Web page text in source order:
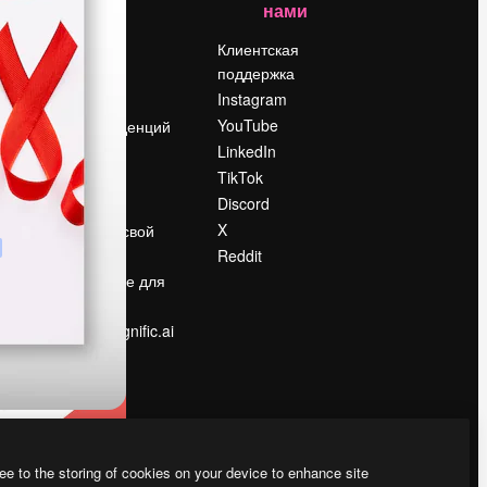
Цены
О нас
Reviews
Вакансии
Поиск тенденций
Блог
События
Slidesgo
Продайте свой
Помещение для
Ищете magnific.ai
нами
Клиентская
поддержка
Instagram
YouTube
LinkedIn
TikTok
Discord
X
Reddit
to the storing of cookies on your device to enhance site